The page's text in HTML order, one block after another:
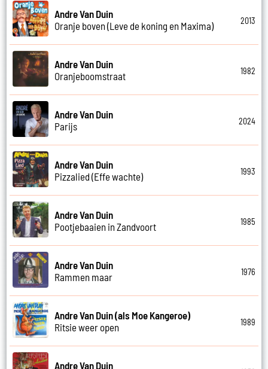
Andre Van Duin
Oranje boven (Leve de koning en Maxima)
2013
Andre Van Duin
Oranjeboomstraat
1982
Andre Van Duin
Parijs
2024
Andre Van Duin
Pizzalied (Effe wachte)
1993
Andre Van Duin
Pootjebaaien in Zandvoort
1985
Andre Van Duin
Rammen maar
1976
Andre Van Duin (als Moe Kangeroe)
Ritsie weer open
1989
Andre Van Duin